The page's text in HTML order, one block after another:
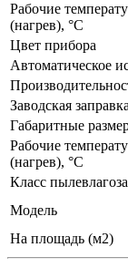
Рабочие
(нагрев), °C
Цвет прибора
Автоматическое
Заводская
Габаритные
Рабочие
(нагрев), °C
Класс
Модель
На площадь (м2)